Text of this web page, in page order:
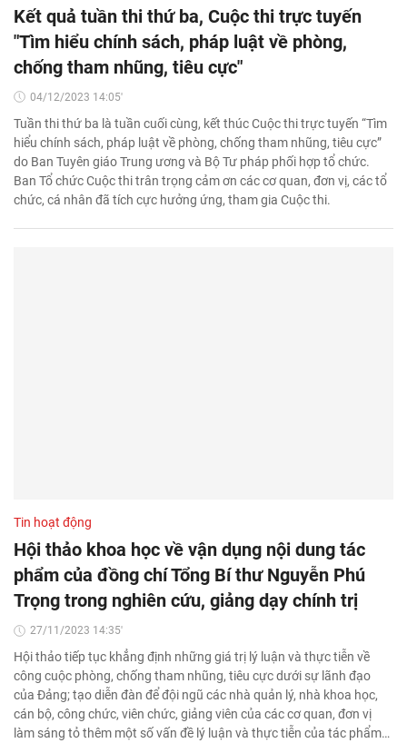
Kết quả tuần thi thứ ba, Cuộc thi trực tuyến
"Tìm hiểu chính sách, pháp luật về phòng,
chống tham nhũng, tiêu cực"
04/12/2023 14:05'
Tuần thi thứ ba là tuần cuối cùng, kết thúc Cuộc thi trực tuyến “Tìm
hiểu chính sách, pháp luật về phòng, chống tham nhũng, tiêu cực”
do Ban Tuyên giáo Trung ương và Bộ Tư pháp phối hợp tổ chức.
Ban Tổ chức Cuộc thi trân trọng cảm ơn các cơ quan, đơn vị, các tổ
chức, cá nhân đã tích cực hưởng ứng, tham gia Cuộc thi.
Tin hoạt động
Hội thảo khoa học về vận dụng nội dung tác
phẩm của đồng chí Tổng Bí thư Nguyễn Phú
Trọng trong nghiên cứu, giảng dạy chính trị
27/11/2023 14:35'
Hội thảo tiếp tục khẳng định những giá trị lý luận và thực tiễn về
công cuộc phòng, chống tham nhũng, tiêu cực dưới sự lãnh đạo
của Đảng; tạo diễn đàn để đội ngũ các nhà quản lý, nhà khoa học,
cán bộ, công chức, viên chức, giảng viên của các cơ quan, đơn vị
làm sáng tỏ thêm một số vấn đề lý luận và thực tiễn của tác phẩm…